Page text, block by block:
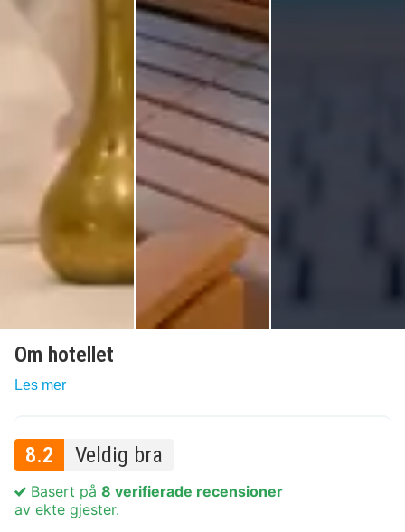
Om hotellet
Les mer
8.2 Veldig bra
Basert på 8 verifierade recensioner
av ekte gjester.